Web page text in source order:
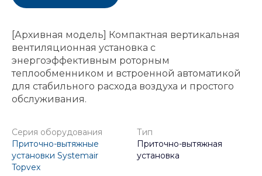
[Архивная модель] Компактная вертикальная
вентиляционная установка с
энергоэффективным роторным
теплообменником и встроенной автоматикой
для стабильного расхода воздуха и простого
обслуживания.
Серия оборудования
Приточно-вытяжные
установки Systemair
Topvex
Тип
Приточно-вытяжная
установка